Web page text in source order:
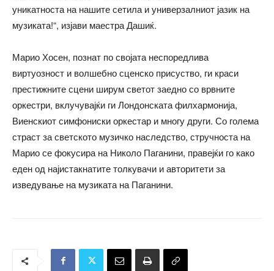
уникатноста на нашите сетила и универзалниот јазик на
музиката!“, изјави маестра Дашиќ.
Марио Хосен, познат по својата неспоредлива
виртуозност и волшебно сценско присуство, ги краси
престижните сцени ширум светот заедно со врвните
оркестри, вклучувајќи ги Лондонската филхармонија,
Виенскиот симфониски оркестар и многу други. Со голема
страст за светското музичко наследство, стручноста на
Марио се фокусира на Николо Паганини, правејќи го како
еден од најистакнатите толкувачи и авторитети за
изведување на музиката на Паганини.